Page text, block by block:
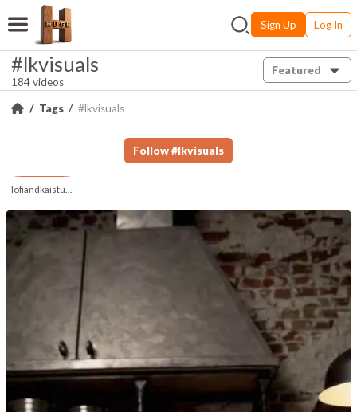
Sign Up Log In
#lkvisuals
184 videos
Featured
Tags #lkvisuals
Follow #lkvisuals